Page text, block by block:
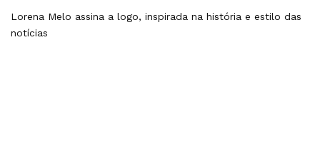
Lorena Melo assina a logo, inspirada na história e estilo das
notícias